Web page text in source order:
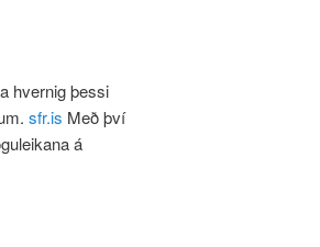
hvernig þessi
sfr.is Með því
á